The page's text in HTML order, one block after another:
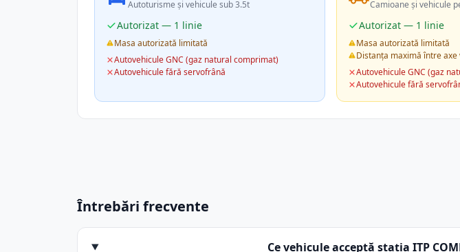
Autoturisme și vehicule sub 3.5t
Autorizat — 1 linie
Masa autorizată limitată
Autovehicule GNC (gaz natural comprimat)
Autovehicule fără servofrână
Camioane și vehicule
Autorizat — 1 linie
Masa autorizată limitată
Distanța maximă între axe
Autovehicule GNC (gaz
Autovehicule fără
Întrebări frecvente
Ce vehicule acceptă stația ITP